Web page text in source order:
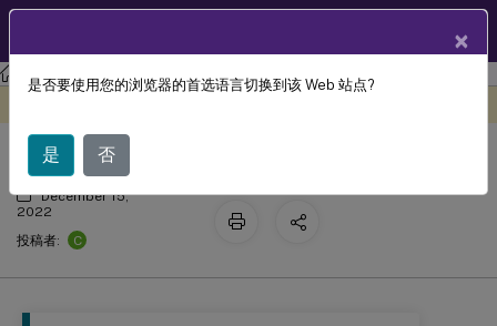
Profile Management Profile Management 2209
创建定义文件
December 15,
2022
投稿者:
C
×
是否要使用您的浏览器的首选语言切换到该 Web 站点?
是 否